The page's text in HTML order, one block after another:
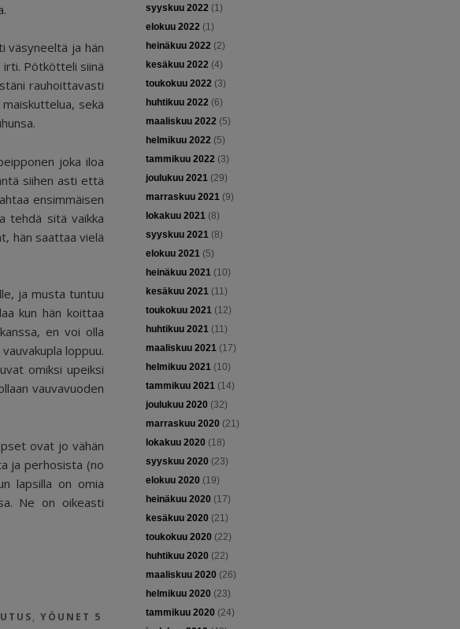
väsyneeltä ja hän
irti. Pötkötteli siinä
rauhoittavasti
sekä
joka iloa
siihen asti että
ensimmäisen
tehdä sitä vaikka
hän saattaa vielä
ja musta tuntuu
kun hän koittaa
en voi olla
loppuu.
omiksi upeiksi
vauvavuoden
ovat jo vähän
ja perhosista (no
lapsilla on omia
Ne on oikeasti
, YÖUNET 5
syyskuu 2022(1)
elokuu 2022(1)
heinäkuu 2022(2)
kesäkuu 2022(4)
toukokuu 2022(3)
huhtikuu 2022(6)
maaliskuu 2022(5)
helmikuu 2022(5)
tammikuu 2022(3)
joulukuu 2021(29)
marraskuu 2021(9)
lokakuu 2021(8)
syyskuu 2021(8)
elokuu 2021(5)
heinäkuu 2021(10)
kesäkuu 2021(11)
toukokuu 2021(12)
huhtikuu 2021(11)
maaliskuu 2021(17)
helmikuu 2021(10)
tammikuu 2021(14)
joulukuu 2020 (32)
marraskuu 2020 (21)
lokakuu 2020 (18)
syyskuu 2020 (23)
elokuu 2020 (19)
heinäkuu 2020 (17)
kesäkuu 2020 (21)
toukokuu 2020 (22)
huhtikuu 2020 (22)
maaliskuu 2020 (26)
helmikuu 2020 (23)
tammikuu 2020 (24)